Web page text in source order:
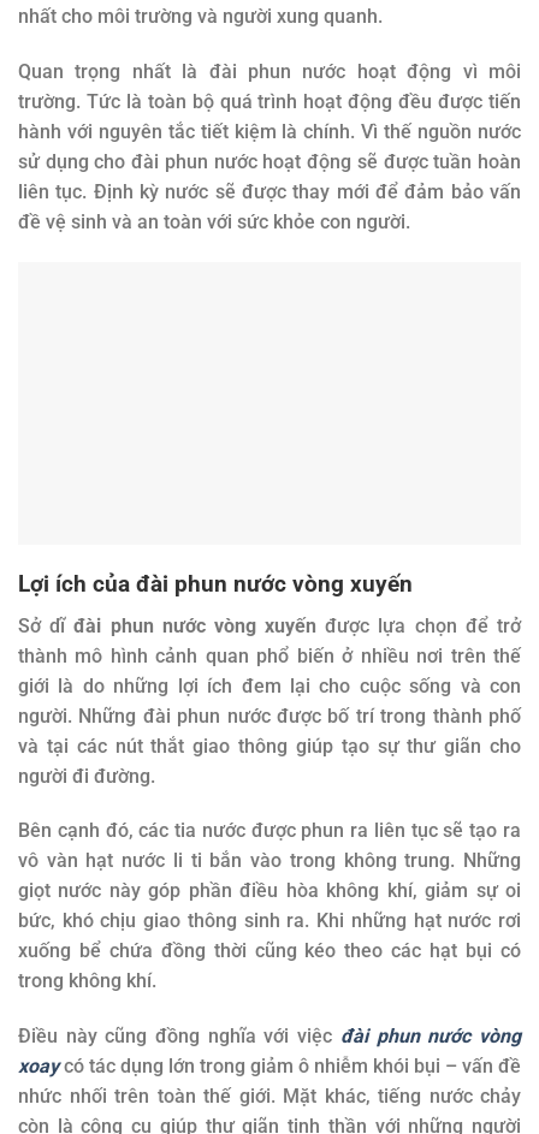
nhất cho môi trường và người xung quanh.
Quan trọng nhất là đài phun nước hoạt động vì môi
trường. Tức là toàn bộ quá trình hoạt động đều được tiến
hành với nguyên tắc tiết kiệm là chính. Vì thế nguồn nước
sử dụng cho đài phun nước hoạt động sẽ được tuần hoàn
liên tục. Định kỳ nước sẽ được thay mới để đảm bảo vấn
đề vệ sinh và an toàn với sức khỏe con người.
Lợi ích của đài phun nước vòng xuyến
Sở dĩđài phun nước vòng xuyếnđược lựa chọn để trở
thành mô hình cảnh quan phổ biến ở nhiều nơi trên thế
giới là do những lợi ích đem lại cho cuộc sống và con
người. Những đài phun nước được bố trí trong thành phố
và tại các nút thắt giao thông giúp tạo sự thư giãn cho
người đi đường.
Bên cạnh đó, các tia nước được phun ra liên tục sẽ tạo ra
vô vàn hạt nước li ti bắn vào trong không trung. Những
giọt nước này góp phần điều hòa không khí, giảm sự oi
bức, khó chịu giao thông sinh ra. Khi những hạt nước rơi
xuống bể chứa đồng thời cũng kéo theo các hạt bụi có
trong không khí.
Điều này cũng đồng nghĩa với việc đài phun nước vòng
xoaycó tác dụng lớn trong giảm ô nhiễm khói bụi – vấn đề
nhức nhối trên toàn thế giới. Mặt khác, tiếng nước chảy
còn là công cụ giúp thư giãn tinh thần với những người